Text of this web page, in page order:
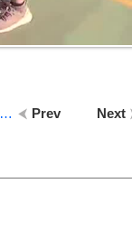
Prev
19南區原住民族學生聯合迎新暨文化體驗營-【同鄒共聚】討論與分享 (2) Next